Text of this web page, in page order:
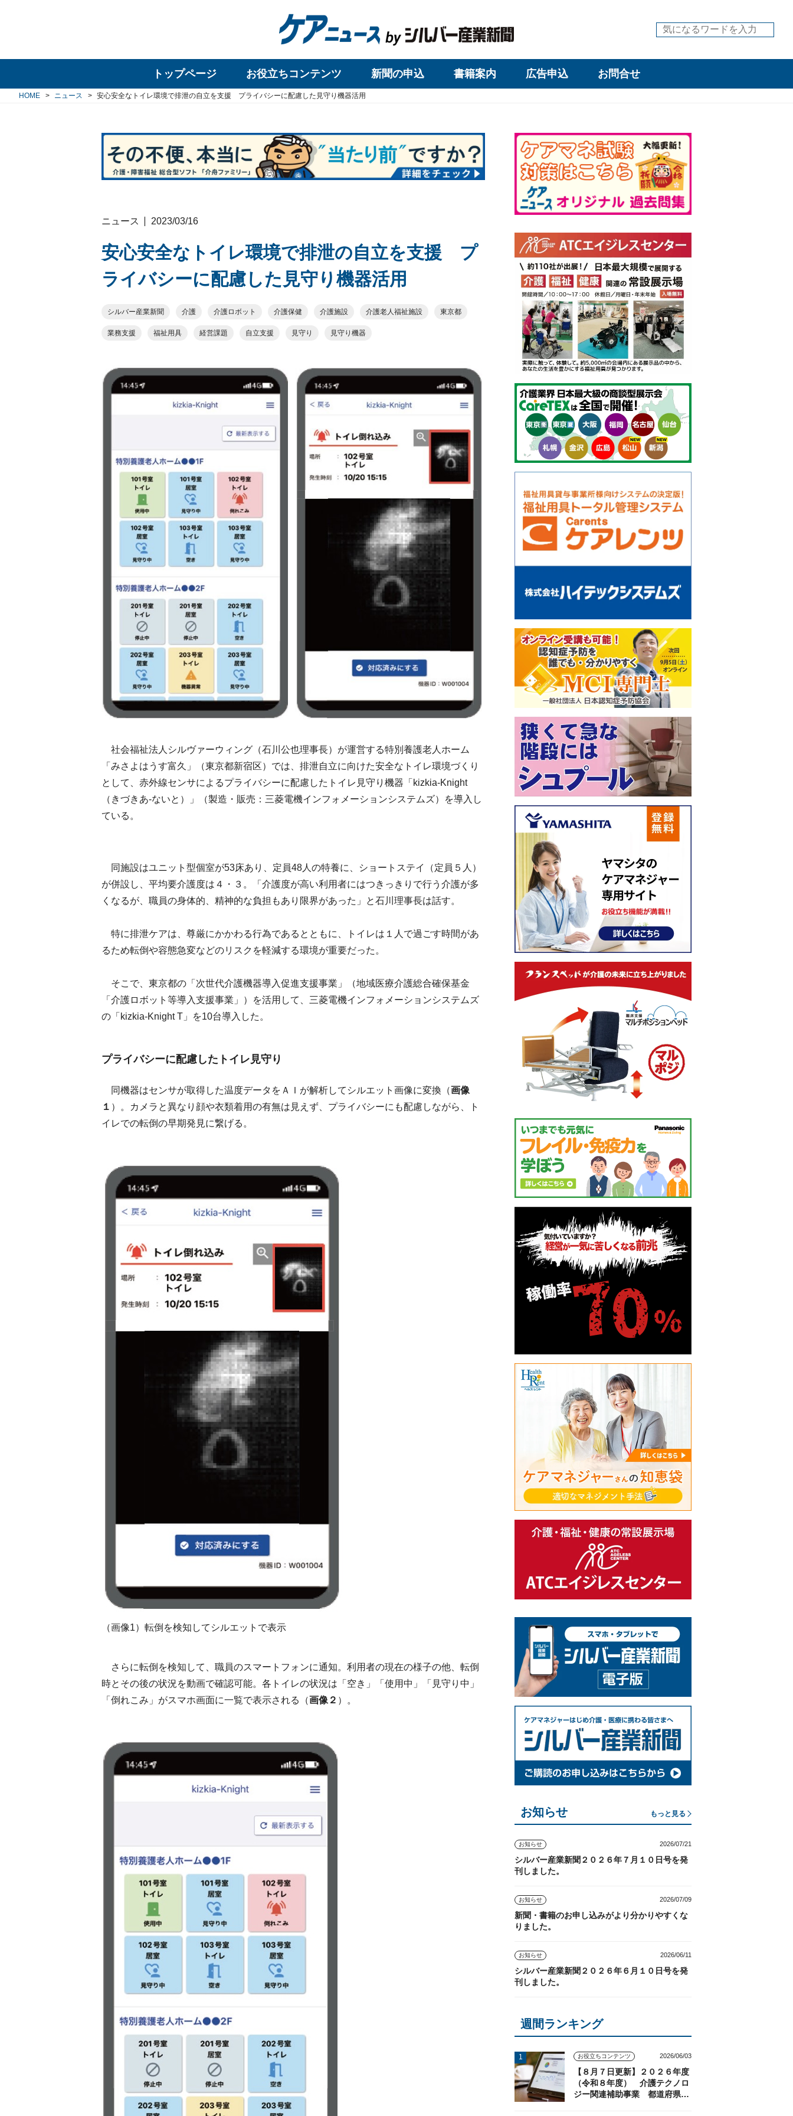
トップページ お役立ちコンテンツ 新聞の申込 書籍案内 広告申込 お問合せ
HOME ニュース 安心安全なトイレ環境で排泄の自立を支援 プライバシーに配慮した見守り機器活用
ニュース 2023/03/16
安心安全なトイレ環境で排泄の自立を支援 プ
ライバシーに配慮した見守り機器活用
シルバー産業新聞 介護 介護ロボット 介護保健 介護施設 介護老人福祉施設 東京都
業務支援 福祉用具 経営課題 自立支援 見守り 見守り機器
社会福祉法人シルヴァーウィング（石川公也理事長）が運営する特別養護老人ホーム
「みさよはうす富久」（東京都新宿区）では、排泄自立に向けた安全なトイレ環境づくり
として、赤外線センサによるプライバシーに配慮したトイレ見守り機器「kizkia-Knight
（きづきあ‐ないと）」（製造・販売：三菱電機インフォメーションシステムズ）を導入し
ている。
同施設はユニット型個室が53床あり、定員48人の特養に、ショートステイ（定員５人）
が併設し、平均要介護度は４・３。「介護度が高い利用者にはつきっきりで行う介護が多
くなるが、職員の身体的、精神的な負担もあり限界があった」と石川理事長は話す。
特に排泄ケアは、尊厳にかかわる行為であるとともに、トイレは１人で過ごす時間があ
るため転倒や容態急変などのリスクを軽減する環境が重要だった。
そこで、東京都の「次世代介護機器導入促進支援事業」（地域医療介護総合確保基金
「介護ロボット等導入支援事業」）を活用して、三菱電機インフォメーションシステムズ
の「kizkia-Knight T」を10台導入した。
プライバシーに配慮したトイレ見守り
同機器はセンサが取得した温度データをＡＩが解析してシルエット画像に変換（画像
１ ）。カメラと異なり顔や衣類着用の有無は見えず、プライバシーにも配慮しながら、ト
イレでの転倒の早期発見に繋げる。
（画像1）転倒を検知してシルエットで表示
さらに転倒を検知して、職員のスマートフォンに通知。利用者の現在の様子の他、転倒
時とその後の状況を動画で確認可能。各トイレの状況は「空き」「使用中」「見守り中」
「倒れこみ」がスマホ画面に一覧で表示される（画像２ ）。
お知らせ もっと見る
お知らせ 2026/07/21
シルバー産業新聞２０２６年７月１０日号を発
刊しました。
お知らせ 2026/07/09
新聞・書籍のお申し込みがより分かりやすくな
りました。
お知らせ 2026/06/11
シルバー産業新聞２０２６年６月１０日号を発
刊しました。
週間ランキング
お役立ちコンテンツ 2026/06/03
【８月７日更新】２０２６年度
（令和８年度） 介護テクノロ
ジー関連補助事業 都道府県の